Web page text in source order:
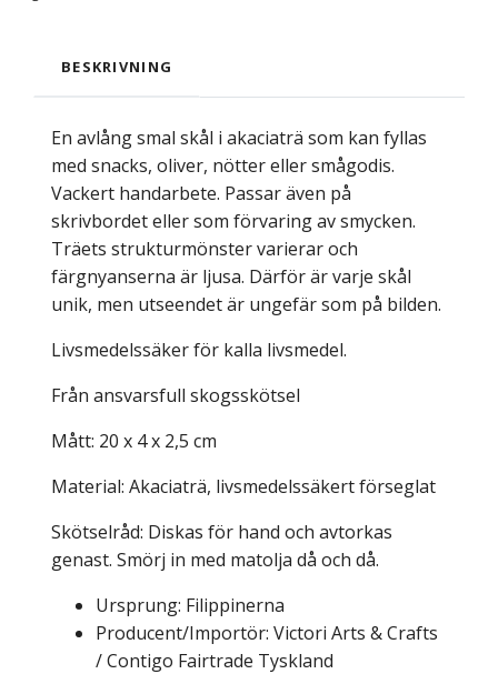
BESKRIVNING
En avlång smal skål i akaciaträ som kan fyllas
med snacks, oliver, nötter eller smågodis.
Vackert handarbete. Passar även på
skrivbordet eller som förvaring av smycken.
Träets strukturmönster varierar och
färgnyanserna är ljusa. Därför är varje skål
unik, men utseendet är ungefär som på bilden.
Livsmedelssäker för kalla livsmedel.
Från ansvarsfull skogsskötsel
Mått: 20 x 4 x 2,5 cm
Material: Akaciaträ, livsmedelssäkert förseglat
Skötselråd: Diskas för hand och avtorkas
genast. Smörj in med matolja då och då.
Ursprung: Filippinerna
Producent/Importör: Victori Arts & Crafts
/ Contigo Fairtrade Tyskland